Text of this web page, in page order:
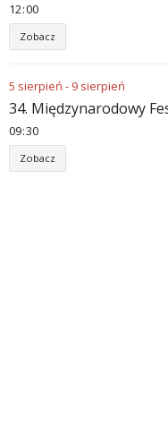
12 00
Zobacz
5 sierpień - 9 sierpień
34. Międzynarodowy
09 30
Zobacz